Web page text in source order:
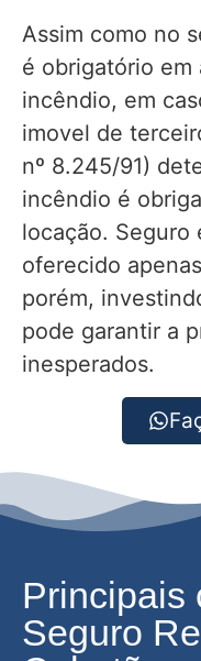
Assim como no
é obrigatório em
incêndio, em
imovel de
nº 8.245/91)
incêndio é
locação. Seguro
oferecido
porém,
pode garantir a
inesperados.
Principais
Seguro